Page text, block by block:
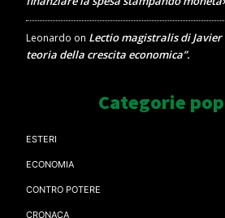
Leonardo on Lectio magistralis di
teoria della crescita economica”.
Categorie
ESTERI
ECONOMIA
CONTRO POTERE
CRONACA